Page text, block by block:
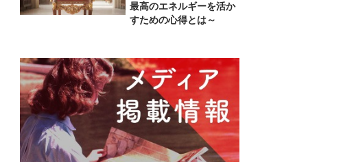
最高のエネルギーを活か
すための心得とは～